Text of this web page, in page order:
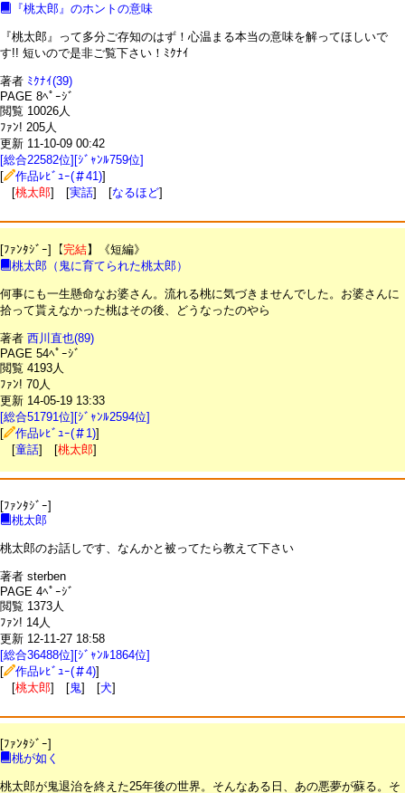
『桃太郎』のホントの意味
『桃太郎』って多分ご存知のはず！心温まる本当の意味を解ってほしいで
す!! 短いので是非ご覧下さい！ﾐｸﾅｲ
著者 ﾐｸﾅｲ(39)
PAGE 8ﾍﾟｰｼﾞ
閲覧 10026人
ﾌｧﾝ! 205人
更新 11-10-09 00:42
[総合22582位][ｼﾞｬﾝﾙ759位]
[
作品ﾚﾋﾞｭｰ(＃41)]
[桃太郎] [実話] [なるほど]
[ﾌｧﾝﾀｼﾞｰ]【完結】《短編》
桃太郎（鬼に育てられた桃太郎）
何事にも一生懸命なお婆さん。流れる桃に気づきませんでした。お婆さんに
拾って貰えなかった桃はその後、どうなったのやら
著者 西川直也(89)
PAGE 54ﾍﾟｰｼﾞ
閲覧 4193人
ﾌｧﾝ! 70人
更新 14-05-19 13:33
[総合51791位][ｼﾞｬﾝﾙ2594位]
[
作品ﾚﾋﾞｭｰ(＃1)]
[童話] [桃太郎]
[ﾌｧﾝﾀｼﾞｰ]
桃太郎
桃太郎のお話しです、なんかと被ってたら教えて下さい
著者 sterben
PAGE 4ﾍﾟｰｼﾞ
閲覧 1373人
ﾌｧﾝ! 14人
更新 12-11-27 18:58
[総合36488位][ｼﾞｬﾝﾙ1864位]
[
作品ﾚﾋﾞｭｰ(＃4)]
[桃太郎] [鬼] [犬]
[ﾌｧﾝﾀｼﾞｰ]
桃が如く
桃太郎が鬼退治を終えた25年後の世界。そんなある日、あの悪夢が蘇る。そ